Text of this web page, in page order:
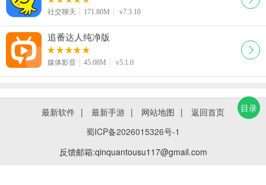
社交聊天 171.80M v7.3.10
追番达人纯净版
媒体影音 45.08M v5.1.0
最新软件 | 最新手游 | 网站地图 |
返回首页
蜀ICP备2026015326号-1
反馈邮箱:qinquantousu117@gmail.com
目录